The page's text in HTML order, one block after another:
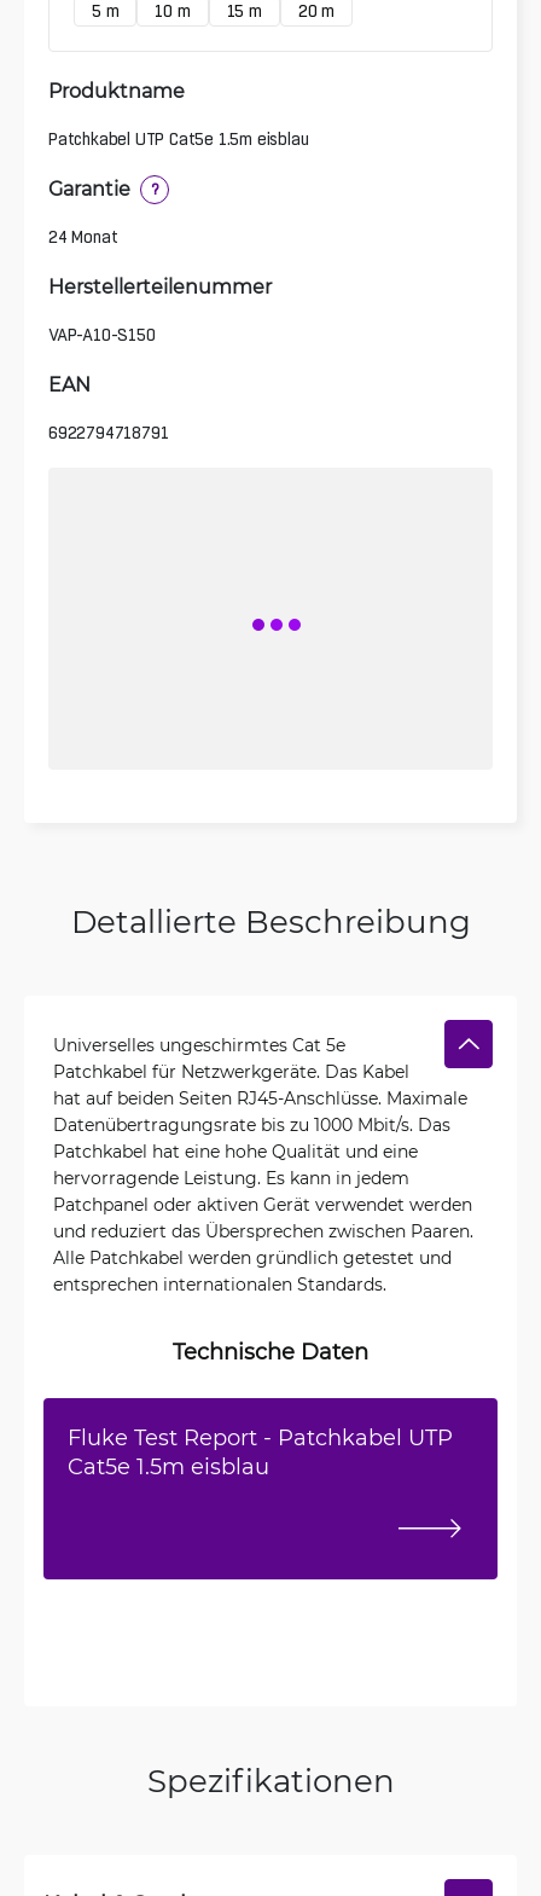
5 m
10 m 15 m 20 m
Produktname
Patchkabel UTP Cat5e 1.5m eisblau
Garantie ?
24 Monat
Herstellerteilenummer
VAP-A10-S150
EAN
6922794718791
Detallierte Beschreibung
Universelles ungeschirmtes Cat 5e
Patchkabel für Netzwerkgeräte. Das Kabel
hat auf beiden Seiten RJ45-Anschlüsse. Maximale
Datenübertragungsrate bis zu 1000 Mbit/s. Das
Patchkabel hat eine hohe Qualität und eine
hervorragende Leistung. Es kann in jedem
Patchpanel oder aktiven Gerät verwendet werden
und reduziert das Übersprechen zwischen Paaren.
Alle Patchkabel werden gründlich getestet und
entsprechen internationalen Standards.
Technische Daten
Fluke Test Report - Patchkabel UTP
Cat5e 1.5m eisblau
Spezifikationen